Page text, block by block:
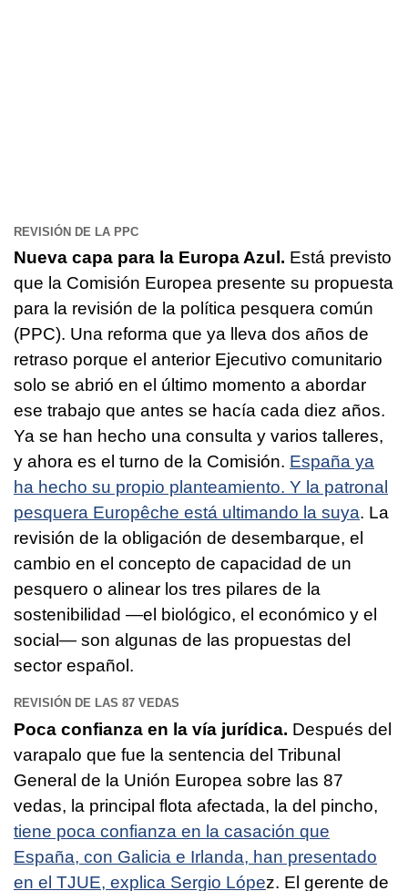
REVISIÓN DE LA PPC
Nueva capa para la Europa Azul. Está previsto
que la Comisión Europea presente su propuesta
para la revisión de la política pesquera común
(PPC). Una reforma que ya lleva dos años de
retraso porque el anterior Ejecutivo comunitario
solo se abrió en el último momento a abordar
ese trabajo que antes se hacía cada diez años.
Ya se han hecho una consulta y varios talleres,
y ahora es el turno de la Comisión. España ya
ha hecho su propio planteamiento. Y la patronal
pesquera Europêche está ultimando la suya. La
revisión de la obligación de desembarque, el
cambio en el concepto de capacidad de un
pesquero o alinear los tres pilares de la
sostenibilidad —el biológico, el económico y el
social— son algunas de las propuestas del
sector español.
REVISIÓN DE LAS 87 VEDAS
Poca confianza en la vía jurídica. Después del
varapalo que fue la sentencia del Tribunal
General de la Unión Europea sobre las 87
vedas, la principal flota afectada, la del pincho,
tiene poca confianza en la casación que
España, con Galicia e Irlanda, han presentado
en el TJUE, explica Sergio López. El gerente de